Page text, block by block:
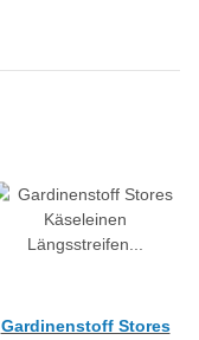
Gardinenstoff Stores